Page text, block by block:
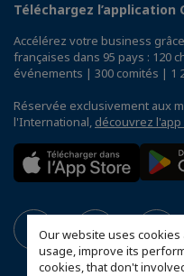
Our website uses
usage, improve its
cookies, that don't
Téléchargez l’application
Accélérez votre business
françaises dans 95 pays : 120
événements | 300 comités | 1
Réservée exclusivement aux
l'International, découvrez l'app